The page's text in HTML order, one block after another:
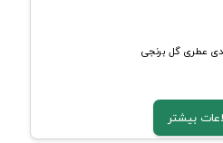
عطری گل برنجی
بیشتر